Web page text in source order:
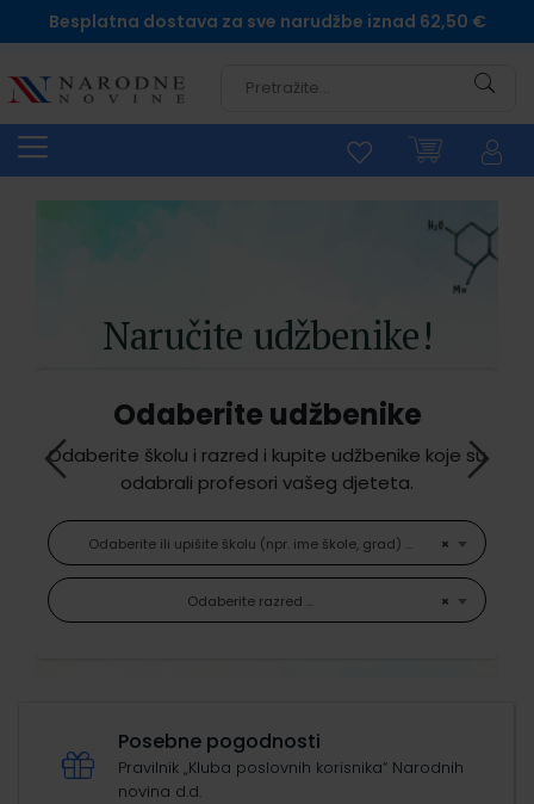
Besplatna dostava za sve narudžbe iznad 62,50 €
Odaberite udžbenike
Odaberite školu i razred i kupite udžbenike koje su
odabrali profesori vašeg djeteta.
×
Odaberite ili upišite školu (npr. ime škole, grad) ...
×
Odaberite razred ...
Naručite udžbenike!
Opremite svog školarca za novi početak školske
godine! Jednostavno naručite udžbenike, radne
materijale, omote i svu potrebnu školsku opremu!
Isporuka narudžbi koje sadrže školske
radne materijale počinje od 10. kolovoza 2026.
Kako kupovati školske udžbenike
Posebne pogodnosti
Pravilnik „Kluba poslovnih korisnika“ Narodnih
novina d.d.